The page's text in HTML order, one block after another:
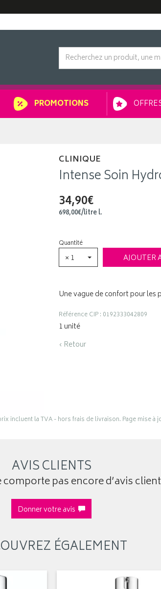
PROMOTIONS
CLINIQUE
Intense Soin
34,90€
698,00€/litrel.
Quantité
× 1 AJOUTER
Une vague de confort pour les
Référence CIP : 0192333042809
1 unité
‹ Retour
incluent la TVA - hors frais de livraison. Page mise à
AVIS CLIENTS
pas encore d’avis
Donner votre avis
ÉGALEMENT